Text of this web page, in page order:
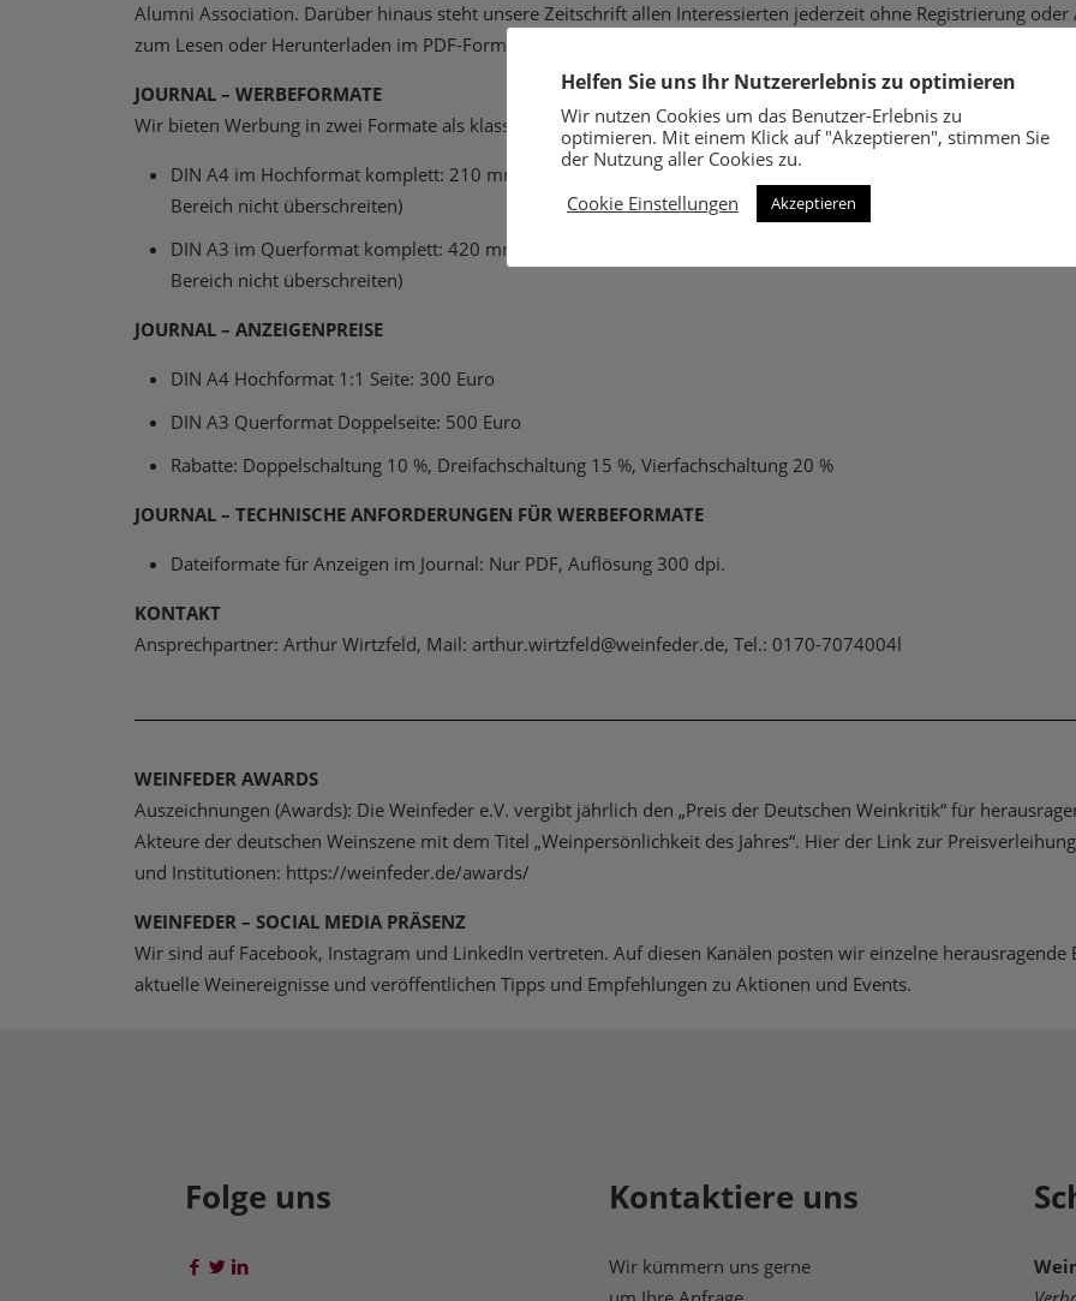
Alumni Association. Darüber hinaus steht unsere Zeitschrift allen Interessierten jederzeit ohne Registrierung oder
zum Lesen oder Herunterladen im PDF-Format zur Verfügung.
JOURNAL – WERBEFORMATE
Wir bieten Werbung in zwei Formate als klassische Anzeigenschaltung im Print-Journal an.
DIN A4 im Hochformat komplett: 210 mm breit, 297 mm hoch DIN A4 im Hochformat Beschriftung: 185
Bereich nicht überschreiten)
DIN A3 im Querformat komplett: 420 mm breit, 297 mm hoch DIN A3 im Querformat Beschriftung: 395
Bereich nicht überschreiten)
JOURNAL – ANZEIGENPREISE
DIN A4 Hochformat 1:1 Seite: 300 Euro
DIN A3 Querformat Doppelseite: 500 Euro
Rabatte: Doppelschaltung 10 %, Dreifachschaltung 15 %, Vierfachschaltung 20 %
JOURNAL – TECHNISCHE ANFORDERUNGEN FÜR WERBEFORMATE
Dateiformate für Anzeigen im Journal: Nur PDF, Auflösung 300 dpi.
KONTAKT
Ansprechpartner: Arthur Wirtzfeld, Mail: arthur.wirtzfeld@weinfeder.de, Tel.: 0170-7074004l
WEINFEDER AWARDS
Auszeichnungen (Awards): Die Weinfeder e.V. vergibt jährlich den „Preis der Deutschen Weinkritik“ für
Akteure der deutschen Weinszene mit dem Titel „Weinpersönlichkeit des Jahres“. Hier der Link zur
und Institutionen: https://weinfeder.de/awards/
WEINFEDER – SOCIAL MEDIA PRÄSENZ
Wir sind auf Facebook, Instagram und LinkedIn vertreten. Auf diesen Kanälen posten wir einzelne
aktuelle Weinereignisse und veröffentlichen Tipps und Empfehlungen zu Aktionen und Events.
Folge uns Kontaktiere uns
Wir kümmern uns gerne
Helfen Sie uns Ihr Nutzererlebnis zu optimieren
Wir nutzen Cookies um das Benutzer-Erlebnis zu
optimieren. Mit einem Klick auf "Akzeptieren", stimmen Sie
der Nutzung aller Cookies zu.
Cookie Einstellungen
Akzeptieren